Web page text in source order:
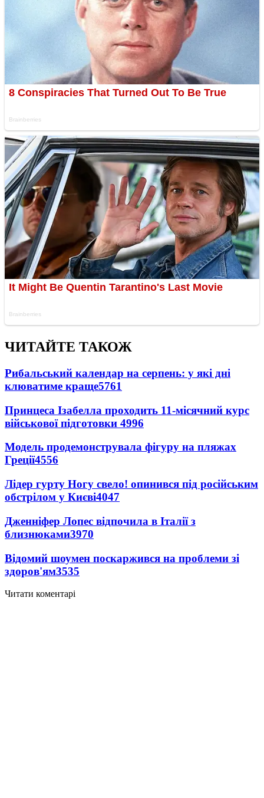
ЧИТАЙТЕ ТАКОЖ
Рибальський календар на серпень: у які дні
клюватиме краще5761
Принцеса Ізабелла проходить 11-місячний курс
військової підготовки 4996
Модель продемонструвала фігуру на пляжах
Греції4556
Лідер гурту Ногу свело! опинився під російським
обстрілом у Києві4047
Дженніфер Лопес відпочила в Італії з
близнюками3970
Відомий шоумен поскаржився на проблеми зі
здоров'ям3535
Читати коментарі